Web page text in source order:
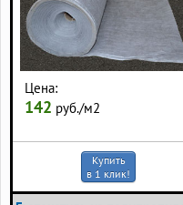
Цена:
142 руб./м2
Купить
в 1 клик!